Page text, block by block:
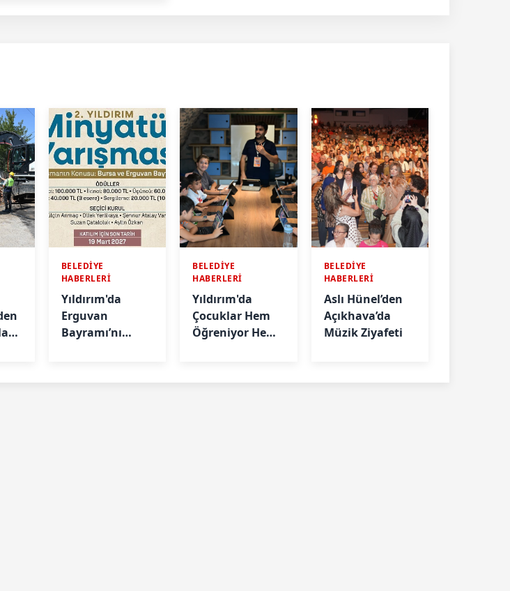
BELEDİYE
HABERLERİ
Yıldırım'da
Erguvan
Bayramı’nı
BELEDİYE
HABERLERİ
Yıldırım'da
Çocuklar Hem
Öğreniyor Hem
BELEDİYE
HABERLERİ
Aslı Hünel’den
Açıkhava’da
Müzik Ziyafeti